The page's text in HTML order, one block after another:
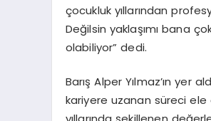
çocukluk yıllarından
Değilsin yaklaşımı bana
olabiliyor” dedi.
Barış Alper Yılmaz’ın
kariyere uzanan süreci ele